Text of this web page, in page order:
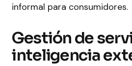
informal para consumidores.
Gestión de
inteligencia